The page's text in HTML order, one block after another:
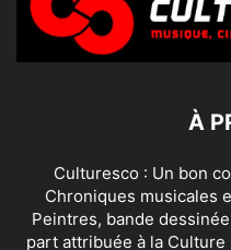
À
Culturesco : Un bon
Chroniques musicales
Peintres, bande
part attribuée à la